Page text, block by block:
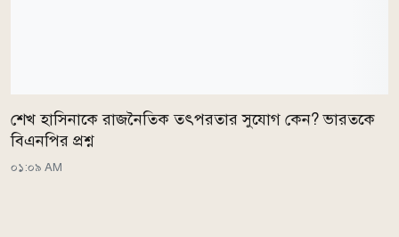
শেখ হাসিনাকে রাজনৈতিক তৎপরতার সুযোগ কেন? ভারতকে
বিএনপির প্রশ্ন
০১:০৯ AM